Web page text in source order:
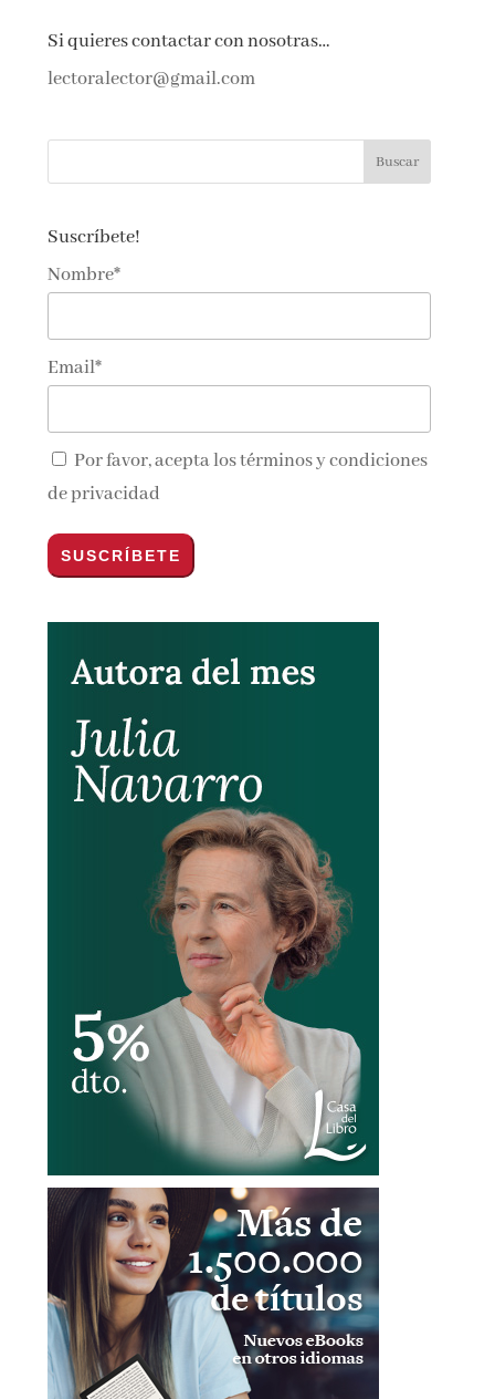
Si quieres contactar con nosotras…
lectoralector@gmail.com
Suscríbete!
Nombre*
Email*
Por favor, acepta lostérminos y condiciones
de privacidad